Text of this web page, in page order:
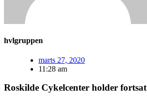
hvlgruppen
marts 27, 2020
11:28 am
Roskilde Cykelcenter holder